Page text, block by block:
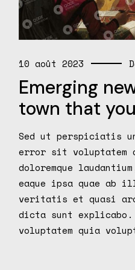
10 août 2023
Emerging
town that
Sed ut perspiciatis
error sit voluptatem
doloremque
eaque ipsa quae ab
veritatis et quasi
dicta sunt explicabo.
voluptatem quia